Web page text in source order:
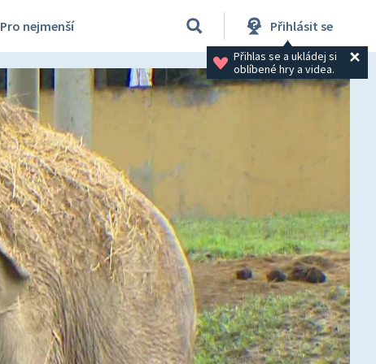
Pro nejmenší Přihlásit se
Přihlas se a ukládej si
oblíbené hry a videa.